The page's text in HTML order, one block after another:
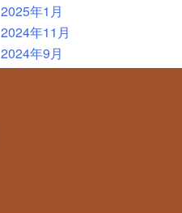
2025年1月
2024年11月
2024年9月